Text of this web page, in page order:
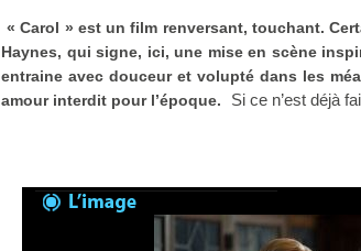
« Carol » est un film renversant, touchant.
Haynes, qui signe, ici, une mise en scène
entraine avec douceur et volupté dans les
amour interdit pour l’époque.
Si ce n’est déjà